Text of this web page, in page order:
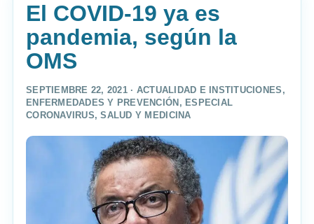
El COVID-19 ya es
pandemia, según la
OMS
SEPTIEMBRE 22, 2021 · ACTUALIDAD E INSTITUCIONES ,
ENFERMEDADES Y PREVENCIÓN , ESPECIAL
CORONAVIRUS,SALUD Y MEDICINA